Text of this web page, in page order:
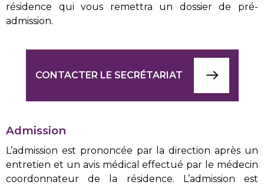
résidence qui vous remettra un dossier de pré-
admission.
CONTACTER LE SECRÉTARIAT
Admission
L’admission est prononcée par la direction après un
entretien et un avis médical effectué par le médecin
coordonnateur de la résidence. L’admission est